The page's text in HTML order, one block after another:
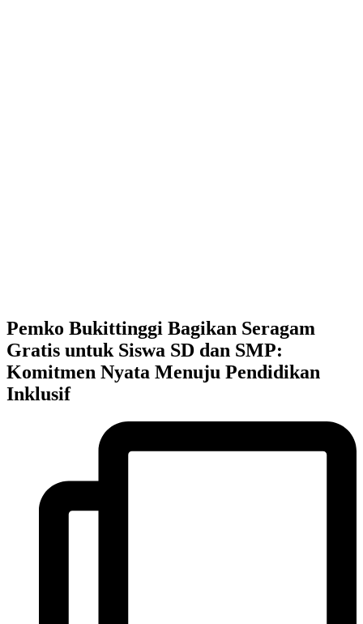
Pemko Bukittinggi Bagikan Seragam
Gratis untuk Siswa SD dan SMP:
Komitmen Nyata Menuju Pendidikan
Inklusif